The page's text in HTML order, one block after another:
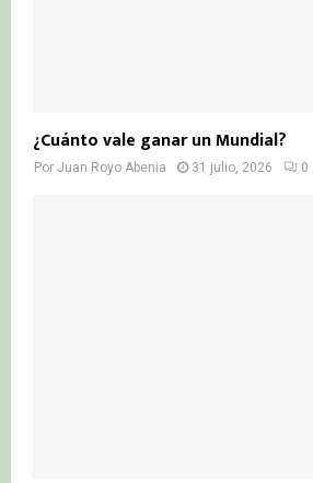
¿Cuánto vale ganar un Mundial?
Por Juan Royo Abenia 31 julio, 2026 0